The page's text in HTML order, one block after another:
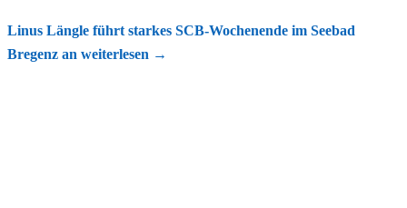
Linus Längle führt starkes SCB-Wochenende im Seebad
Bregenz an weiterlesen →